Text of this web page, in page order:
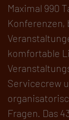
Maximal 990
Konferenzen,
komfortable
Servicecrew
Fragen. Das